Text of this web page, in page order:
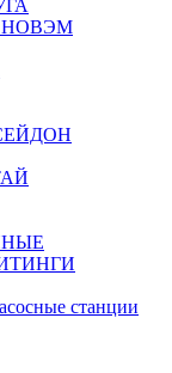
НОВЭМ
станции